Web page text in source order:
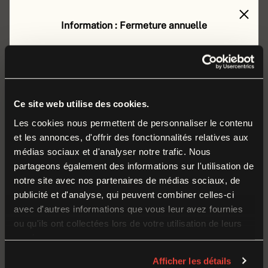
Ce site web utilise des cookies.
Les cookies nous permettent de personnaliser le contenu
et les annonces, d'offrir des fonctionnalités relatives aux
médias sociaux et d'analyser notre trafic. Nous
partageons également des informations sur l'utilisation de
notre site avec nos partenaires de médias sociaux, de
publicité et d'analyse, qui peuvent combiner celles-ci
avec d'autres informations que vous leur avez fournies
ou qu'ils ont collectées lors de votre utilisation de leurs
services.
Afficher les détails
Information : Fermeture annuelle
Le musée de la Grande Guerre est fermé au public
lundi 17 août au vendredi 4 septembre 2026
Durant cette période, nos équipes préparent la
rentrée et poursuivent leurs missions autour des
collections et du musée.
Nous vous donnons rendez-vous dès lesamedi 5
septembrepour la réouverture à l’occasion du
Week-end de Reconstitution historique 1914-1918
Temporary Closure
Continuer à explorer
DÉCOUVREZ LES OBJETS ET RESSOURCES DE
NOTRE COLLECTION